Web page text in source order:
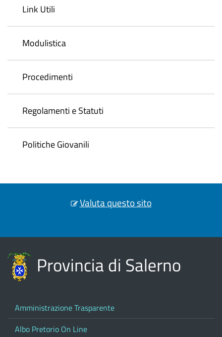
Link Utili
Modulistica
Procedimenti
Regolamenti e Statuti
Politiche Giovanili
Valuta questo sito
Provincia di Salerno
Amministrazione Trasparente
Albo Pretorio On Line